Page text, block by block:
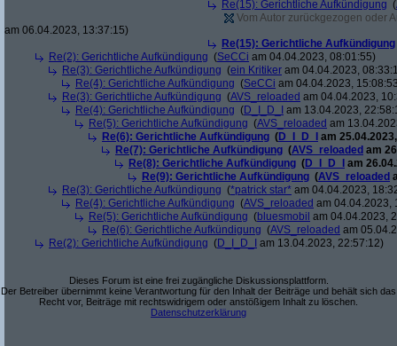
Re(15): Gerichtliche Aufkündigung (
Vom Autor zurückgezogen oder
am 06.04.2023, 13:37:15)
Re(15): Gerichtliche Aufkündigung
Re(2): Gerichtliche Aufkündigung (SeCCi am 04.04.2023, 08:01:55)
Re(3): Gerichtliche Aufkündigung (ein Kritiker am 04.04.2023,
Re(4): Gerichtliche Aufkündigung (SeCCi am 04.04.2023,
Re(3): Gerichtliche Aufkündigung (AVS_reloaded am 04.04.2023,
Re(4): Gerichtliche Aufkündigung (D_I_D_I
am 13.04.2023,
Re(5): Gerichtliche Aufkündigung (AVS_reloaded am
Re(6): Gerichtliche Aufkündigung (D_I_D_I
am
Re(7): Gerichtliche Aufkündigung (AVS_reloaded am
Re(8): Gerichtliche Aufkündigung (D_I_D_I
am
Re(9): Gerichtliche Aufkündigung (AVS_reloaded
Re(3): Gerichtliche Aufkündigung (*patrick star* am 04.04.2023,
Re(4): Gerichtliche Aufkündigung (AVS_reloaded am 04.04.2023,
Re(5): Gerichtliche Aufkündigung (bluesmobil am 04.04.2023,
Re(6): Gerichtliche Aufkündigung (AVS_reloaded am
Re(2): Gerichtliche Aufkündigung (D_I_D_I am 13.04.2023, 22:57:12)
Dieses Forum ist eine frei zugängliche Diskussionsplattform.
Der Betreiber übernimmt keine Verantwortung für den Inhalt der Beiträge und behält sich das
Recht vor, Beiträge mit rechtswidrigem oder anstößigem Inhalt zu löschen.
Datenschutzerklärung